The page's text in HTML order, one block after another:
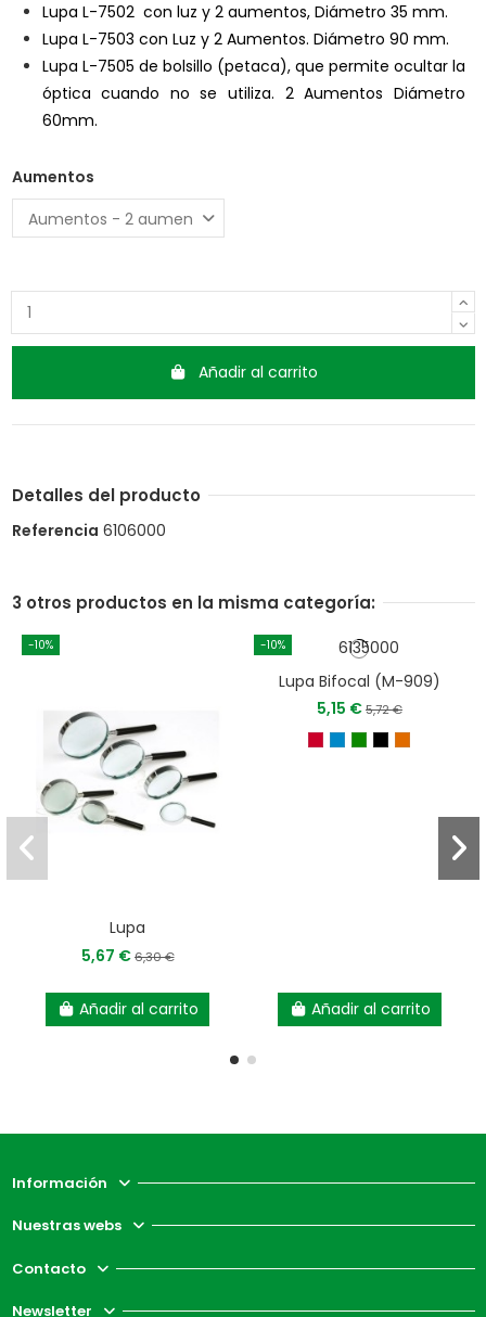
Lupa L-7502 con luz y 2 aumentos, Diámetro 35 mm.
Lupa L-7503 con Luz y 2 Aumentos. Diámetro 90 mm.
Lupa L-7505 de bolsillo (petaca), que permite ocultar la
óptica cuando no se utiliza. 2 Aumentos Diámetro
60mm.
Aumentos
Añadir al carrito
Detalles del producto
Referencia 6106000
3 otros productos en la misma categoría:
-10%
Lupa
5,67 €6,30 €
Añadir al carrito
-10%
Lupa Bifocal (M-909)
5,15 €5,72 €
Añadir al carrito
Información
Nuestras webs
Contacto
Newsletter